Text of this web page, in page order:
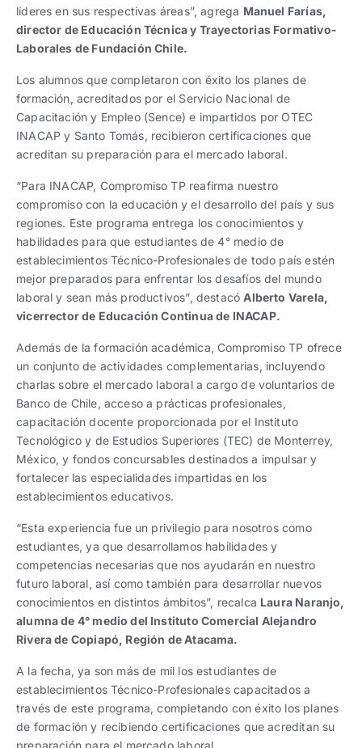
líderes en sus respectivas áreas”, agrega Manuel Farías,
director de Educación Técnica y Trayectorias Formativo-
Laborales de Fundación Chile.
Los alumnos que completaron con éxito los planes de
formación, acreditados por el Servicio Nacional de
Capacitación y Empleo (Sence) e impartidos por OTEC
INACAP y Santo Tomás, recibieron certificaciones que
acreditan su preparación para el mercado laboral.
“Para INACAP, Compromiso TP reafirma nuestro
compromiso con la educación y el desarrollo del país y sus
regiones. Este programa entrega los conocimientos y
habilidades para que estudiantes de 4° medio de
establecimientos Técnico-Profesionales de todo país estén
mejor preparados para enfrentar los desafíos del mundo
laboral y sean más productivos”, destacóAlberto Varela,
vicerrector de Educación Continua de INACAP.
Además de la formación académica, Compromiso TP ofrece
un conjunto de actividades complementarias, incluyendo
charlas sobre el mercado laboral a cargo de voluntarios de
Banco de Chile, acceso a prácticas profesionales,
capacitación docente proporcionada por el Instituto
Tecnológico y de Estudios Superiores (TEC) de Monterrey,
México, y fondos concursables destinados a impulsar y
fortalecer las especialidades impartidas en los
establecimientos educativos.
“Esta experiencia fue un privilegio para nosotros como
estudiantes, ya que desarrollamos habilidades y
competencias necesarias que nos ayudarán en nuestro
futuro laboral, así como también para desarrollar nuevos
conocimientos en distintos ámbitos”, recalca Laura Naranjo,
alumna de 4° medio del Instituto Comercial Alejandro
Rivera de Copiapó, Región de Atacama.
A la fecha, ya son más de mil los estudiantes de
establecimientos Técnico-Profesionales capacitados a
través de este programa, completando con éxito los planes
de formación y recibiendo certificaciones que acreditan su
preparación para el mercado laboral.